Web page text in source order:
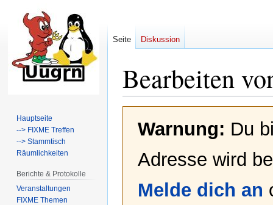
Bearbeiten
Navigation
SucheWarnung: Du
Adresse wird
Melde dich an
Seite Diskussion
Hauptseite
--> FIXME Treffen
--> Stammtisch
Räumlichkeiten
Berichte & Protokolle
Veranstaltungen
FIXME Themen